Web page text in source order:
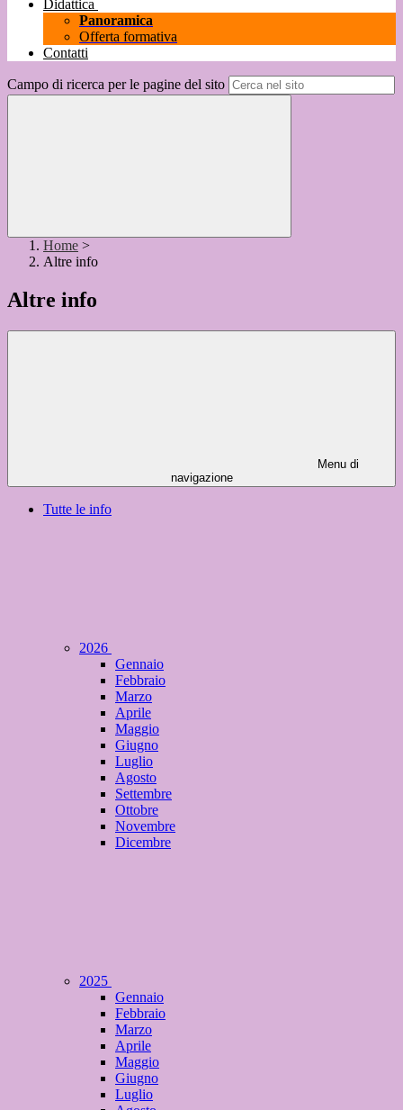
Didattica
Panoramica
Offerta formativa
Contatti
Campo di ricerca per le pagine del sito
Home >
Altre info
Altre info
Menu di
navigazione
Tutte le info
2026
Gennaio
Febbraio
Marzo
Aprile
Maggio
Giugno
Luglio
Agosto
Settembre
Ottobre
Novembre
Dicembre
2025
Gennaio
Febbraio
Marzo
Aprile
Maggio
Giugno
Luglio